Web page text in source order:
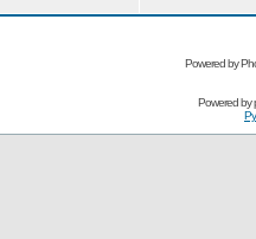
Powered by
Powered by